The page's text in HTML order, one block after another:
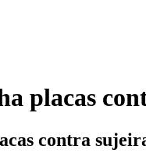
placas
contra